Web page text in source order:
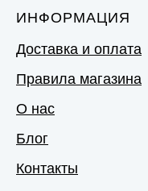
ИНФОРМАЦИЯ
Доставка и оплата
Правила магазина
О нас
Блог
Контакты